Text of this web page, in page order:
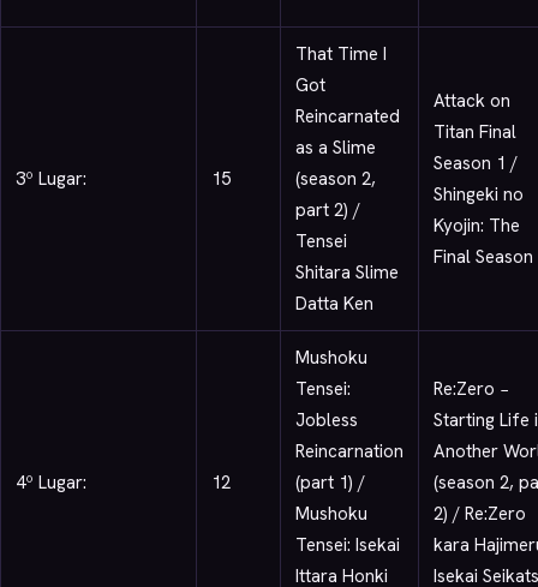
3º Lugar: 15
That Time I
Got
Reincarnated
as a Slime
(season 2,
part 2) /
Tensei
Shitara Slime
Datta Ken
Attack on
Titan Final
Season 1 /
Shingeki no
Kyojin: The
Final Season
4º Lugar: 12
Mushoku
Tensei:
Jobless
Reincarnation
(part 1) /
Mushoku
Tensei: Isekai
Ittara Honki
Re:Zero −
Starting Life
Another
(season 2,
2) / Re:Zero
kara
Isekai